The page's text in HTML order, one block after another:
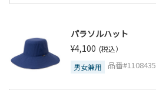
パラソルハット
¥4,100 (税込）
男女兼用
品番#1108435